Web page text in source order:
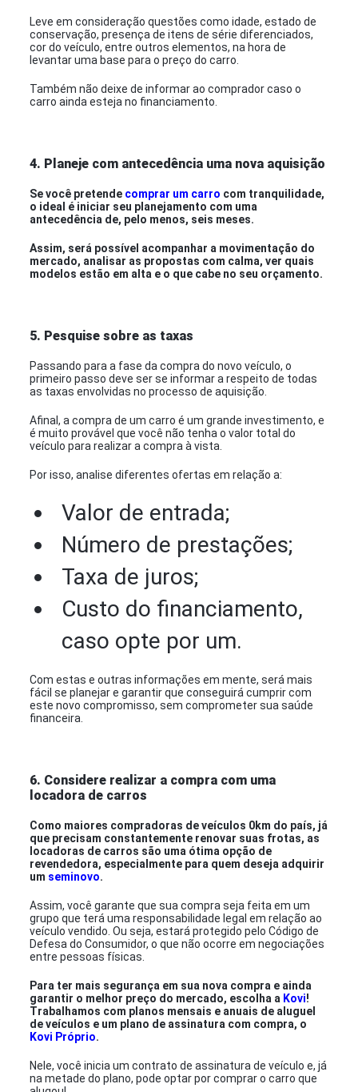
Leve em consideração questões como idade, estado de
conservação, presença de itens de série diferenciados,
cor do veículo, entre outros elementos, na hora de
levantar uma base para o preço do carro.
Também não deixe de informar ao comprador caso o
carro ainda esteja no financiamento.
4. Planeje com antecedência uma nova aquisição
Se você pretende comprar um carro com tranquilidade,
o ideal é iniciar seu planejamento com uma
antecedência de, pelo menos, seis meses.
Assim, será possível acompanhar a movimentação do
mercado, analisar as propostas com calma, ver quais
modelos estão em alta e o que cabe no seu orçamento.
5. Pesquise sobre as taxas
Passando para a fase da compra do novo veículo, o
primeiro passo deve ser se informar a respeito de todas
as taxas envolvidas no processo de aquisição.
Afinal, a compra de um carro é um grande investimento, e
é muito provável que você não tenha o valor total do
veículo para realizar a compra à vista.
Por isso, analise diferentes ofertas em relação a:
Valor de entrada;
Número de prestações;
Taxa de juros;
Custo do financiamento,
caso opte por um.
Com estas e outras informações em mente, será mais
fácil se planejar e garantir que conseguirá cumprir com
este novo compromisso, sem comprometer sua saúde
financeira.
6. Considere realizar a compra com uma
locadora de carros
Como maiores compradoras de veículos 0km do país, já
que precisam constantemente renovar suas frotas, as
locadoras de carros são uma ótima opção de
revendedora, especialmente para quem deseja adquirir
um seminovo.
Assim, você garante que sua compra seja feita em um
grupo que terá uma responsabilidade legal em relação ao
veículo vendido. Ou seja, estará protegido pelo Código de
Defesa do Consumidor, o que não ocorre em negociações
entre pessoas físicas.
Para ter mais segurança em sua nova compra e ainda
garantir o melhor preço do mercado, escolha a Kovi!
Trabalhamos com planos mensais e anuais de aluguel
de veículos e um plano de assinatura com compra, o
Kovi Próprio.
Nele, você inicia um contrato de assinatura de veículo e, já
na metade do plano, pode optar por comprar o carro que